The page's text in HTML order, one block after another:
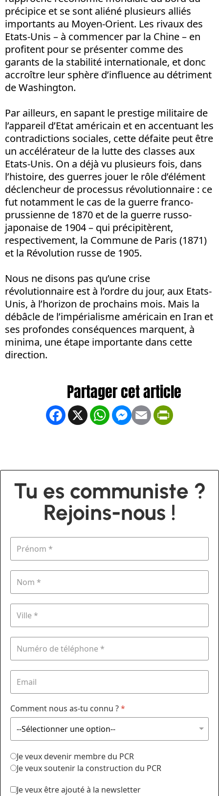
précipice et se sont aliéné plusieurs alliés
importants au Moyen-Orient. Les rivaux des
Etats-Unis – à commencer par la Chine – en
profitent pour se présenter comme des
garants de la stabilité internationale, et donc
accroître leur sphère d’influence au détriment
de Washington.
Par ailleurs, en sapant le prestige militaire de
l’appareil d’Etat américain et en accentuant les
contradictions sociales, cette défaite peut être
un accélérateur de la lutte des classes aux
Etats-Unis. On a déjà vu plusieurs fois, dans
l’histoire, des guerres jouer le rôle d’élément
déclencheur de processus révolutionnaire : ce
fut notamment le cas de la guerre franco-
prussienne de 1870 et de la guerre russo-
japonaise de 1904 – qui précipitèrent,
respectivement, la Commune de Paris (1871)
et la Révolution russe de 1905.
Nous ne disons pas qu’une crise
révolutionnaire est à l’ordre du jour, aux Etats-
Unis, à l’horizon de prochains mois. Mais la
débâcle de l’impérialisme américain en Iran et
ses profondes conséquences marquent, à
minima, une étape importante dans cette
direction.
Facebook
X WhatsApp
Messenger
Email
Tu es communiste ?
Rejoins-nous !
Comment nous as-tu connu ?*
Je veux devenir membre du PCR
Je veux soutenir la construction du PCR
Je veux être ajouté à la newsletter